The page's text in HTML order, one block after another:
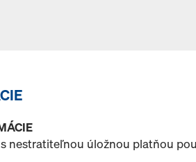
nestratiteľnou úložnou platňou